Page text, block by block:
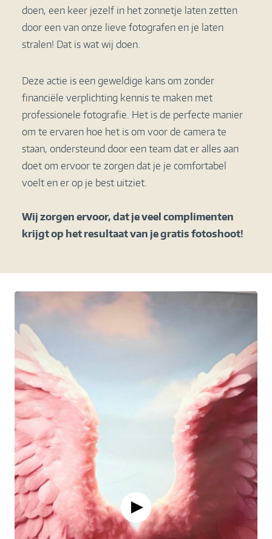
doen, een keer jezelf in het zonnetje laten zetten
door een van onze lieve fotografen en je laten
stralen! Dat is wat wij doen.
Deze actie is een geweldige kans om zonder
financiële verplichting kennis te maken met
professionele fotografie. Het is de perfecte manier
om te ervaren hoe het is om voor de camera te
staan, ondersteund door een team dat er alles aan
doet om ervoor te zorgen dat je je comfortabel
voelt en er op je best uitziet.
Wij zorgen ervoor, dat je veel complimenten
krijgt op het resultaat van je gratis fotoshoot!